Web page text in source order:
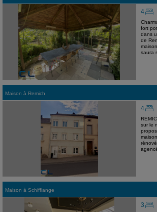
4
fort
dans
de
saura
Maison à Remich
4
sur le
Maison à Schifflange
3